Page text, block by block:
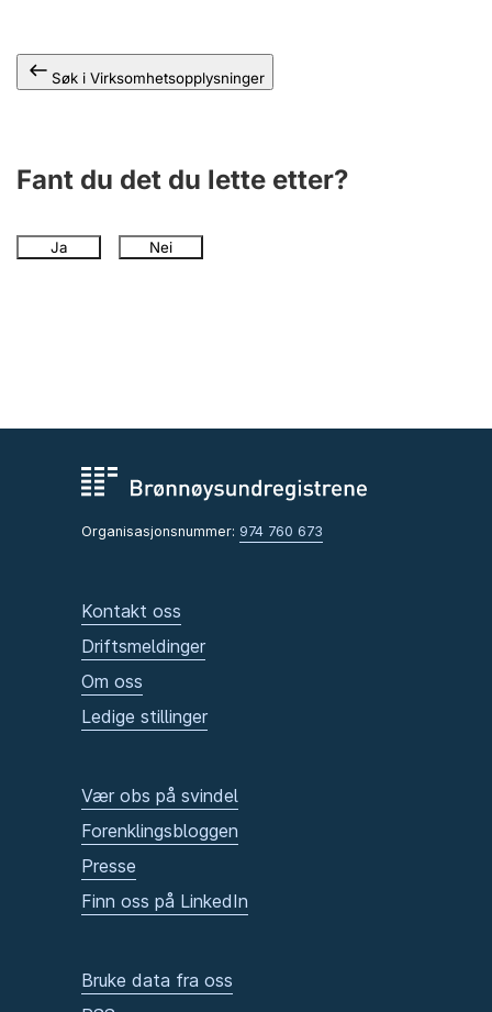
Søk i Virksomhetsopplysninger
Fant du det du lette etter?
Ja Nei
Organisasjonsnummer: 974 760 673
Kontakt oss
Driftsmeldinger
Om oss
Ledige stillinger
Vær obs på svindel
Forenklingsbloggen
Presse
Finn oss på LinkedIn
Bruke data fra oss